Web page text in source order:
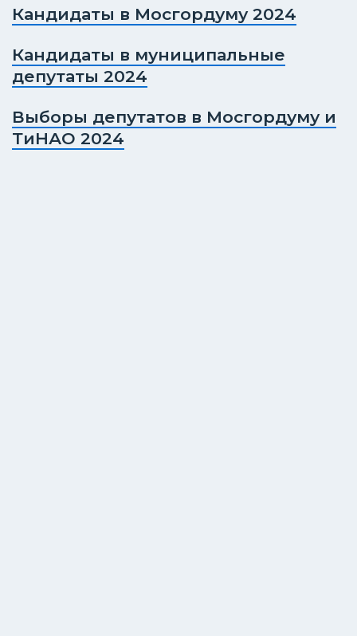
Кандидаты в Мосгордуму 2024
Кандидаты в муниципальные
депутаты 2024
Выборы депутатов в Мосгордуму и
ТиНАО 2024